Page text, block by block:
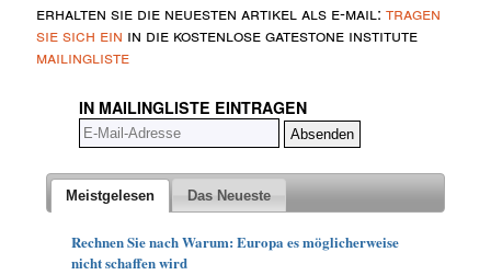
erhalten sie die neuesten artikel als e-mail: tragen
sie sich ein in die kostenlose gatestone institute
mailingliste
IN MAILINGLISTE EINTRAGEN
Meistgelesen Das Neueste
Rechnen Sie nach Warum: Europa es möglicherweise
nicht schaffen wird